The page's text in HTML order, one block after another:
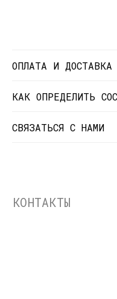
ОПЛАТА И ДОСТАВКА
КАК ОПРЕДЕЛИТЬ
СВЯЗАТЬСЯ С НАМИ
323774600664115, ИНН: